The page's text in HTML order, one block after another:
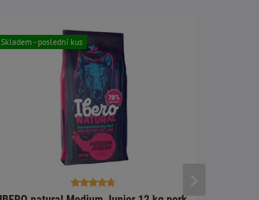
Skladem - poslední kus